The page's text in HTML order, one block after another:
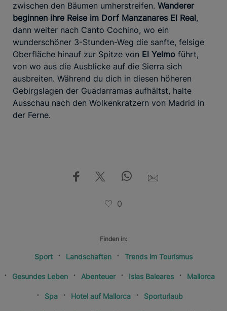
zwischen den Bäumen umherstreifen. Wanderer
beginnen ihre Reise im Dorf Manzanares El Real,
dann weiter nach Canto Cochino, wo ein
wunderschöner 3-Stunden-Weg die sanfte, felsige
Oberfläche hinauf zur Spitze von El Yelmo führt,
von wo aus die Ausblicke auf die Sierra sich
ausbreiten. Während du dich in diesen höheren
Gebirgslagen der Guadarramas aufhältst, halte
Ausschau nach den Wolkenkratzern von Madrid in
der Ferne.
0
Finden in:
Sport Landschaften Trends im Tourismus
Gesundes Leben Abenteuer Islas Baleares Mallorca
Spa Hotel auf Mallorca Sporturlaub